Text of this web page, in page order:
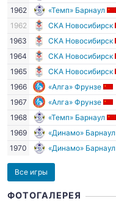
1962
«Темп» Барнаул
1962
СКА Новосибирск
1963
СКА Новосибирск
1964
СКА Новосибирск
1965
СКА Новосибирск
1966
«Алга» Фрунзе
1967
«Алга» Фрунзе
1968
«Темп» Барнаул
1969
«Динамо» Барнаул
1970
«Динамо» Барнаул
Все игры
ФОТОГАЛЕРЕЯ